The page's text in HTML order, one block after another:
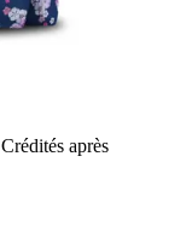
Crédités après